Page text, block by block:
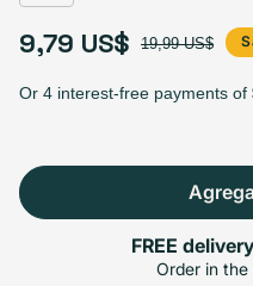
Precio de oferta
9,79 US$
Precio habitual19,99 US$
FREE
Order in the